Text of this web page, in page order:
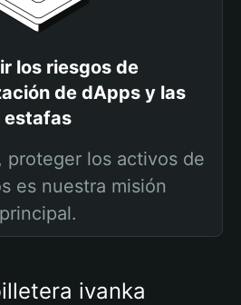
los riesgos de
de dApps y las
estafas
proteger los activos de
es nuestra misión
principal.
ivanka